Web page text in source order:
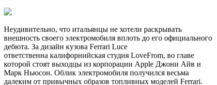
Неудивительно, что итальянцы не хотели раскрывать
внешность своего электромобиля вплоть до его официального
дебюта. За дизайн кузова Ferrari Luce
ответственна калифорнийская студия LoveFrom, во главе
которой стоят выходцы из корпорации Apple Джони Айв и
Марк Ньюсон. Облик электромобиля получился весьма
далеким от привычных образов топливных моделей Ferrari.